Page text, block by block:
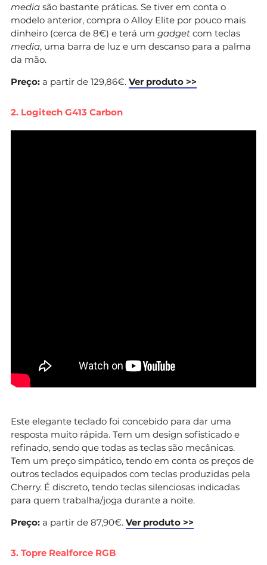
media são bastante práticas. Se tiver em conta o
modelo anterior, compra o Alloy Elite por pouco mais
dinheiro (cerca de 8€) e terá um gadget com teclas
media, uma barra de luz e um descanso para a palma
da mão.
Preço: a partir de 129,86€. Ver produto >>
2. Logitech G413 Carbon
Este elegante teclado foi concebido para dar uma
resposta muito rápida. Tem um design sofisticado e
refinado, sendo que todas as teclas são mecânicas.
Tem um preço simpático, tendo em conta os preços de
outros teclados equipados com teclas produzidas pela
Cherry. É discreto, tendo teclas silenciosas indicadas
para quem trabalha/joga durante a noite.
Preço: a partir de 87,90€. Ver produto >>
3. Topre Realforce RGB